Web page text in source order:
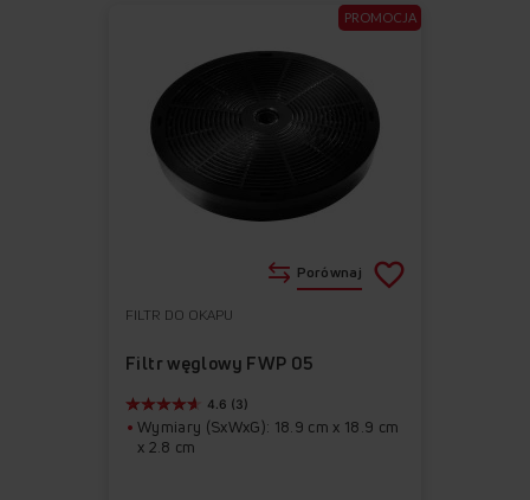
FILTR DO OKAPU
Filtr węglowy FWP 05
4.6 (3)
Wymiary (SxWxG): 18.9 cm x 18.9 cm
x 2.8 cm
Porównaj
PROMOCJA